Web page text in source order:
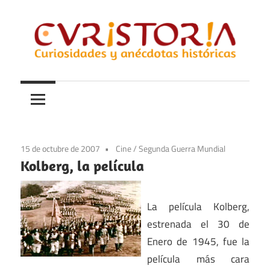
contenido
Curistoria
y
anécdotas
historia
15 de octubre de 2007 Cine/Segunda Guerra Mundial
Kolberg, la película
La película Kolberg,
estrenada el 30 de
Enero de 1945, fue la
película más cara